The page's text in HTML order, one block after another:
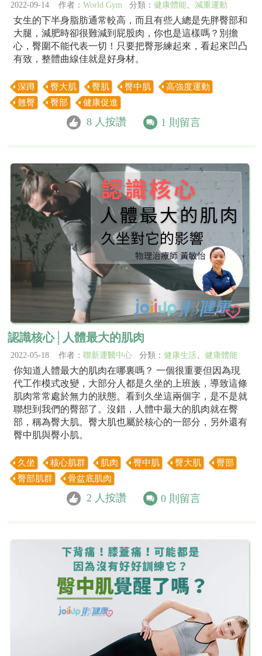
2022-09-14 作者： World Gym 分類： 健康體能、 減重運動
女生的下半身脂肪通常較高，而且有些人總是先胖臀部和
大腿，減肥時卻很難減到屁股肉，你也是這樣嗎？別擔
心，臀圍不能代表一切！只要把臀形練起來，看起來凹凸
有致，整體曲線佳就是好身材。
深蹲 臀大肌 臀肌 臀中肌
高強度運動
翹臀
臀部 健康促進
8 人按讚 1 則留言
認識核心│人體最大的肌肉
2022-05-18 作者： 聯新運醫中心 分類： 健康生活、 健康體能
你知道人體最大的肌肉在哪裏嗎？ 一個很重要但因為現
代工作模式改變，大部分人都是久坐的上班族，導致這條
肌肉常常處於無力的狀態。看到久坐這兩個字，是不是就
聯想到我們的臀部了。沒錯，人體中最大的肌肉就在臀
部，稱為臀大肌。臀大肌也屬於核心的一部分，另外還有
臀中肌與臀小肌。
久坐 核心肌群 肌肉 臀中肌 臀大肌
臀部
臀部肌群
骨盆底肌肉
2 人按讚 0 則留言